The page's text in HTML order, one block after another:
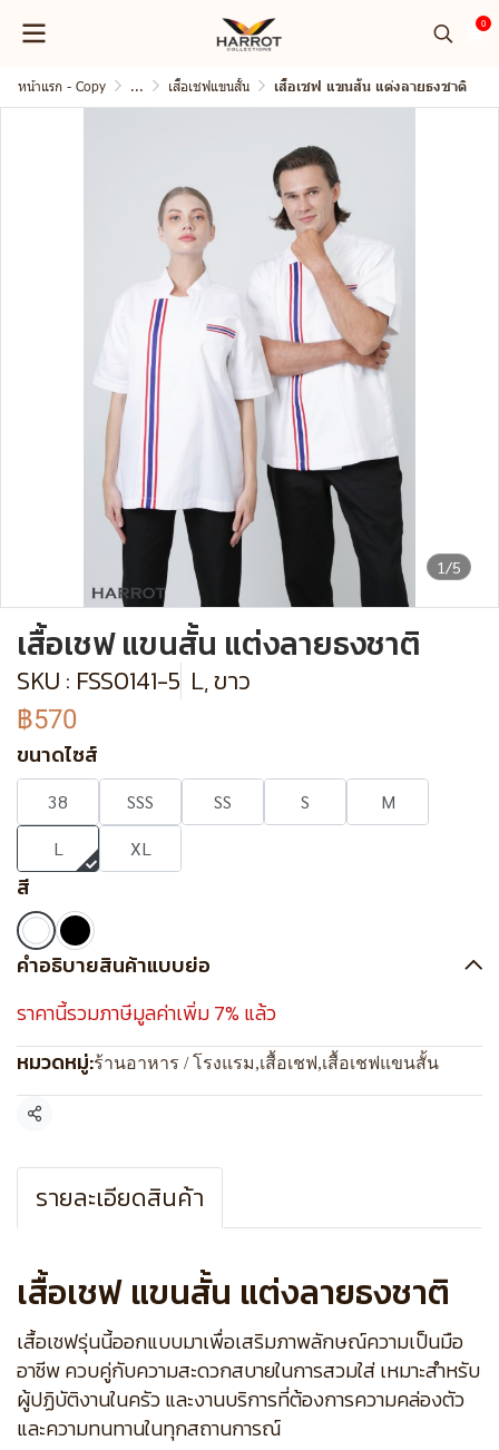
0
หน้าแรก - Copy ... เสื้อเชฟแขนสั้น เสื้อเชฟ แขนสั้น แต่งลายธงชาติ
1/5
เสื้อเชฟ แขนสั้น แต่งลายธงชาติ
SKU : FSS0141-5 L, ขาว
฿570
ขนาดไซส์
38 SSS SS S
M
L
XL
สี
คำอธิบายสินค้าแบบย่อ
ราคานี้รวมภาษีมูลค่าเพิ่ม 7% แล้ว
หมวดหมู่:ร้านอาหาร / โรงแรม,เสื้อเชฟ,เสื้อเชฟแขนสั้น
แชร์
รายละเอียดสินค้า
เสื้อเชฟ แขนสั้น แต่งลายธงชาติ
เสื้อเชฟรุ่นนี้ออกแบบมาเพื่อเสริมภาพลักษณ์ความเป็นมือ
อาชีพ ควบคู่กับความสะดวกสบายในการสวมใส่ เหมาะสำหรับ
ผู้ปฏิบัติงานในครัว และงานบริการที่ต้องการความคล่องตัว
และความทนทานในทุกสถานการณ์